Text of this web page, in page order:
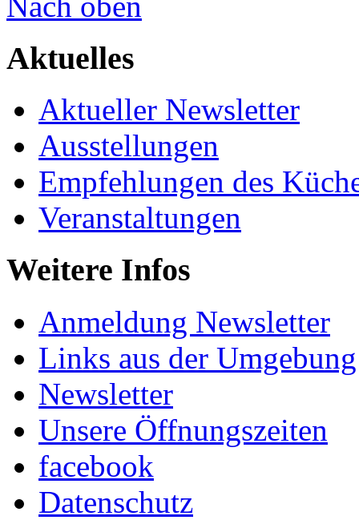
Aktuelles
Aktueller Newsletter
Ausstellungen
Empfehlungen des
Veranstaltungen
Weitere Infos
Anmeldung Newsletter
Links aus der Umgebung
Newsletter
Unsere Öffnungszeiten
facebook
Datenschutz